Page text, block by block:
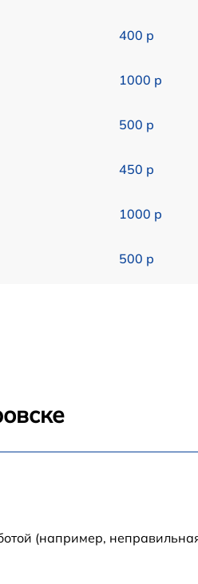
400 р
1000 р
500 р
450 р
1000 р
500 р
(например,